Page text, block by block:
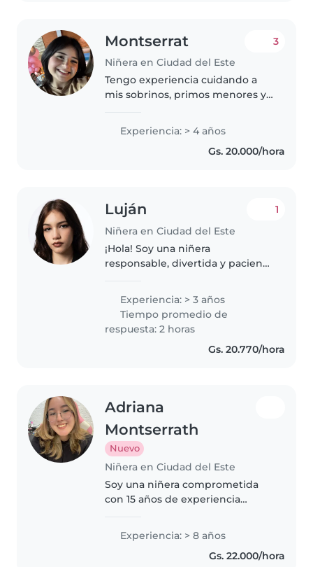
Montserrat
Niñera en Ciudad del Este
3
Tengo experiencia cuidando a
mis sobrinos, primos menores y
mi prima. Además de trabajar
como niñera en otras casas, lo
que me permitió desarrollar..
Experiencia: > 4 años
Gs. 20.000/hora
Luján
Niñera en Ciudad del Este
1
¡Hola! Soy una niñera
responsable, divertida y paciente
cuidando niños de todas las
edades. Soy profesora de
iniciación y me encanta dibujar,
hacer manualidades..
Experiencia: > 3 años
Tiempo promedio de
respuesta: 2 horas
Gs. 20.770/hora
Adriana
Montserrath
Nuevo
Niñera en Ciudad del Este
Soy una niñera comprometida
con 15 años de experiencia
dibujar, leer y hacer
manualidades con ellos para
Experiencia: > 8 años
Gs. 22.000/hora